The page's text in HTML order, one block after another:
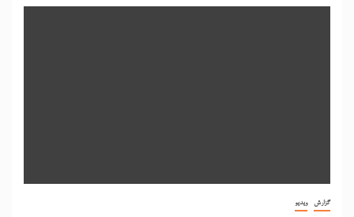
گزارش ویدیو